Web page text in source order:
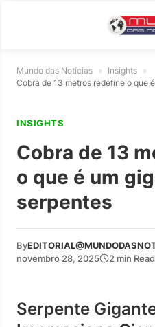
Mundo das Notícias » Insights »
Cobra de 13 metros redefine o que
INSIGHTS
Cobra de 13
o que é um
serpentes
By
novembro 28, 2025
2 min Read
Serpente